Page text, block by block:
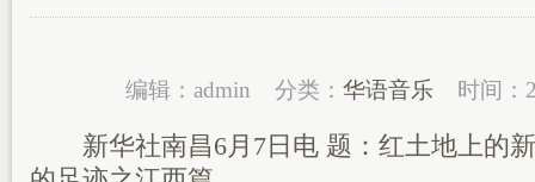
编辑：admin 分类： 华语音乐 时间：
新华社南昌6月7日电 题：红土地上的